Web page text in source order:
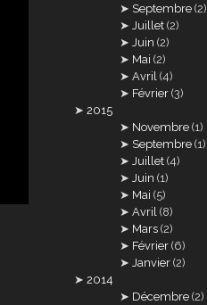
Septembre (2)
Juillet (2)
Juin (2)
Mai (2)
Avril (4)
Février (3)
2015
Novembre (1)
Septembre (1)
Juillet (4)
Juin (1)
Mai (5)
Avril (8)
Mars (2)
Février (6)
Janvier (2)
2014
Décembre (2)